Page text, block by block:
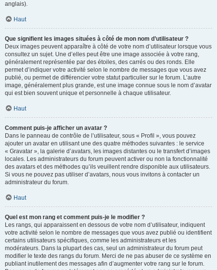
anglais).
Haut
Que signifient les images situées à côté de mon nom d’utilisateur ?
Deux images peuvent apparaître à côté de votre nom d’utilisateur lorsque vous
consultez un sujet. Une d’elles peut être une image associée à votre rang,
généralement représentée par des étoiles, des carrés ou des ronds. Elle
permet d’indiquer votre activité selon le nombre de messages que vous avez
publié, ou permet de différencier votre statut particulier sur le forum. L’autre
image, généralement plus grande, est une image connue sous le nom d’avatar
qui est bien souvent unique et personnelle à chaque utilisateur.
Haut
Comment puis-je afficher un avatar ?
Dans le panneau de contrôle de l’utilisateur, sous « Profil », vous pouvez
ajouter un avatar en utilisant une des quatre méthodes suivantes : le service
« Gravatar », la galerie d’avatars, les images distantes ou le transfert d’images
locales. Les administrateurs du forum peuvent activer ou non la fonctionnalité
des avatars et des méthodes qu’ils veuillent rendre disponible aux utilisateurs.
Si vous ne pouvez pas utiliser d’avatars, nous vous invitons à contacter un
administrateur du forum.
Haut
Quel est mon rang et comment puis-je le modifier ?
Les rangs, qui apparaissent en dessous de votre nom d’utilisateur, indiquent
votre activité selon le nombre de messages que vous avez publié ou identifient
certains utilisateurs spécifiques, comme les administrateurs et les
modérateurs. Dans la plupart des cas, seul un administrateur du forum peut
modifier le texte des rangs du forum. Merci de ne pas abuser de ce système en
publiant inutilement des messages afin d’augmenter votre rang sur le forum.